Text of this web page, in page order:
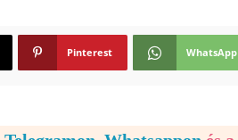
Pinterest WhatsApp